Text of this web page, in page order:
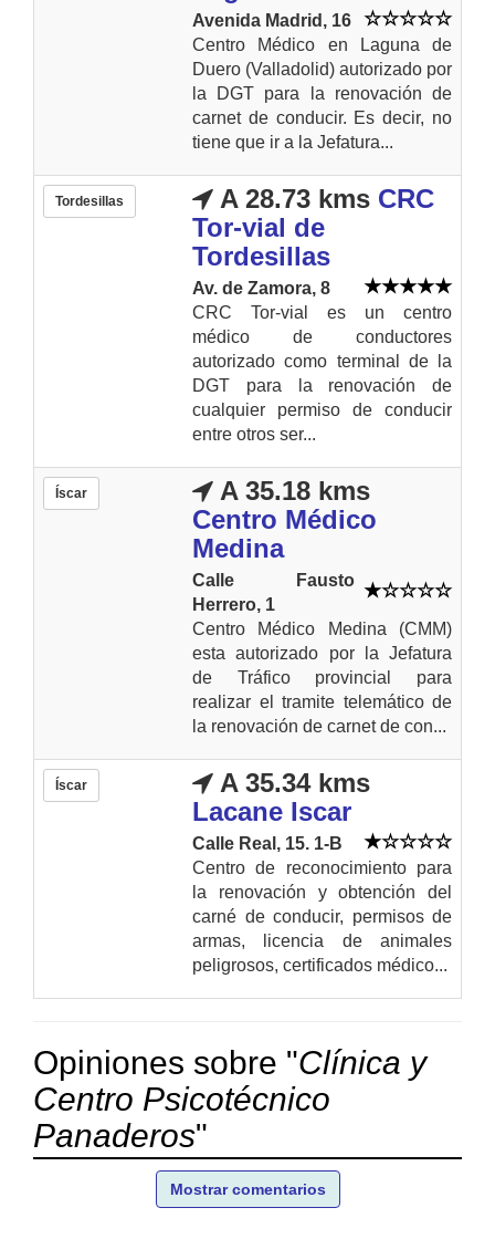
Avenida Madrid, 16
Centro Médico en Laguna de
Duero (Valladolid) autorizado por
la DGT para la renovación de
carnet de conducir. Es decir, no
tiene que ir a la Jefatura...
Tordesillas A 28.73 kms CRC
Tor-vial de
Tordesillas
Av. de Zamora, 8
CRC Tor-vial es un centro
médico de conductores
autorizado como terminal de la
DGT para la renovación de
cualquier permiso de conducir
entre otros ser...
Íscar
A 35.18 kms
Centro Médico
Medina
Calle Fausto
Herrero, 1
Centro Médico Medina (CMM)
esta autorizado por la Jefatura
de Tráfico provincial para
realizar el tramite telemático de
la renovación de carnet de con...
Íscar
A 35.34 kms
Lacane Iscar
Calle Real, 15. 1-B
Centro de reconocimiento para
la renovación y obtención del
carné de conducir, permisos de
armas, licencia de animales
peligrosos, certificados médico...
Opiniones sobre "Clínica y
Centro Psicotécnico
Panaderos"
Mostrar comentarios